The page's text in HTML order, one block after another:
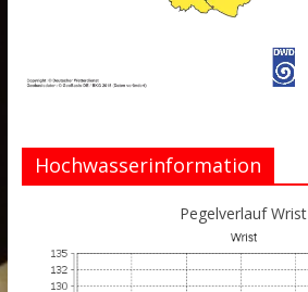
Hochwasserinformation
Pegelverlauf Wrist